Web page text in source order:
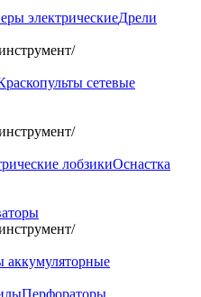
электрическиеДрели
/
сетевые
/
лобзикиОснастка
/
аккумуляторные
Перфораторы